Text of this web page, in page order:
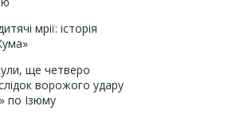
мрії: історія
ще четверо
ворожого удару
по Ізюму